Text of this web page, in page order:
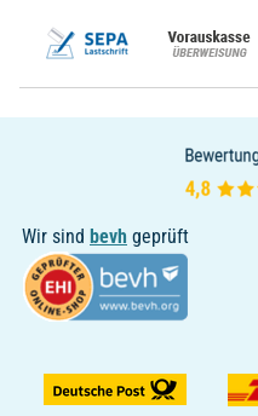
Wir sind bevh geprüft